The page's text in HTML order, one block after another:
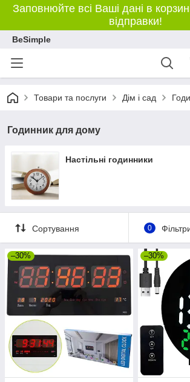
Заповнюйте всі Ваші дані в
відправки!
BeSimple
Товари та послуги Дім і сад
Годинник для дому
Настільні годинники
Сортування 0
–30% –30%